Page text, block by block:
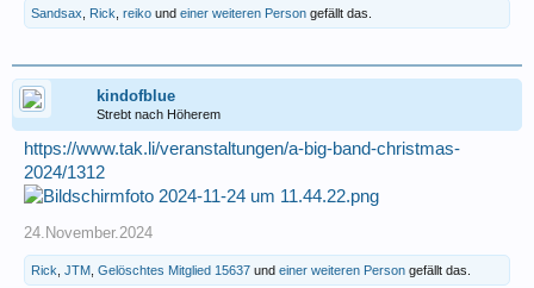
Sandsax Rick reiko und einer weiteren Person gefällt das.
kindofblue
Strebt nach Höherem
https://www.tak.li/veranstaltungen/a-big-band-christmas-
2024/1312
24.November.2024
Rick JTM Gelöschtes Mitglied 15637 und einer weiteren Person gefällt das.